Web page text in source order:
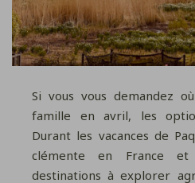
Si vous vous demandez
famille en avril, les
Durant les vacances de
clémente en France
destinations à explorer